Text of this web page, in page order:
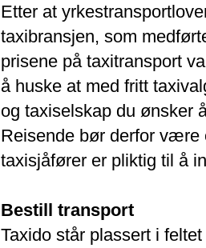
Etter at
taxibransjen, som
prisene på taxitransport
å huske at med fritt
og taxiselskap du ønsker
Reisende bør derfor være
taxisjåfører er pliktig til å
Bestill transport
Taxido står plassert i